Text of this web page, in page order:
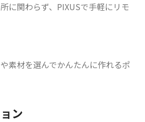
に関わらず、PIXUSで手軽にリモ
素材を選んでかんたんに作れるポ
ン